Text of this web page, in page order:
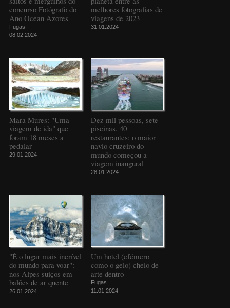
concurso Fotógrafo do
Ano Ocean Azores
Fugas
08.02.2024
melhores fotografias de
viagens de 2023
31.01.2024
Mara Mures: "Uma
viagem de ida" que
foram 18 meses a
pedalar
29.01.2024
Dez mil pessoas, sete
piscinas, 40
restaurantes: o maior
navio cruzeiro do
mundo começou a
viagem inaugural
28.01.2024
"É o lugar mais incrível
do mundo para voar":
nos Alpes suíços em
balões de ar quente
26.01.2024
Um hotel (efémero
como o gelo) cheio de
arte dentro
Fugas
11.01.2024